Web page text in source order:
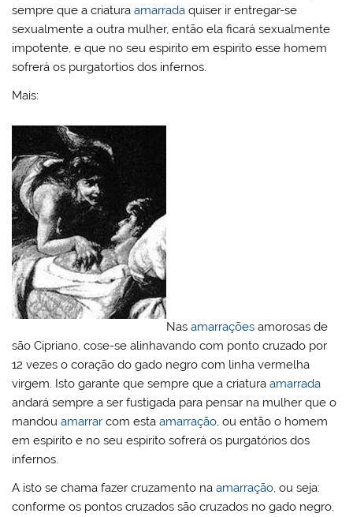
sempre que a criaturaamarrada quiser ir entregar-se
sexualmente a outra mulher, então ela ficará sexualmente
impotente, e que no seu espirito em espirito esse homem
sofrerá os purgatortios dos infernos.
Mais:
Nasamarrações amorosas de
são Cipriano, cose-se alinhavando com ponto cruzado por
12 vezes o coração do gado negro com linha vermelha
virgem. Isto garante que sempre que a criaturaamarrada
andará sempre a ser fustigada para pensar na mulher que o
mandouamarrar com estaamarração, ou então o homem
em espirito e no seu espirito sofrerá os purgatórios dos
infernos.
A isto se chama fazer cruzamento naamarração, ou seja:
conforme os pontos cruzados são cruzados no gado negro,